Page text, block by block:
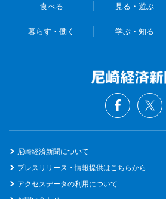
食べる 見る・遊ぶ
暮らす・働く 学ぶ・知る
尼崎経済新聞について
プレスリリース・情報提供はこちらから
アクセスデータの利用について